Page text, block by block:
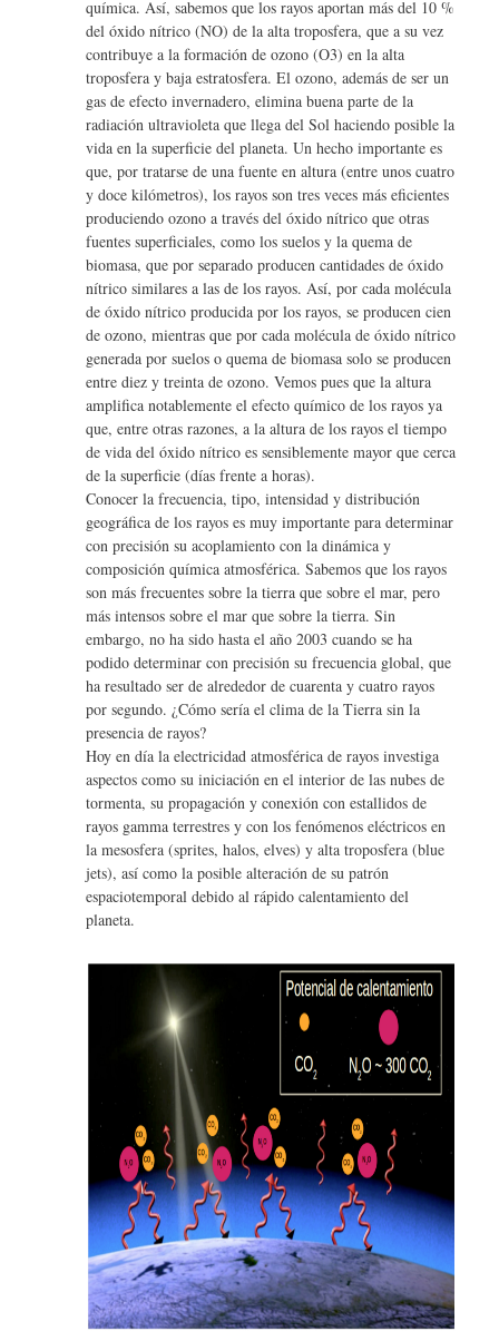
química. Así, sabemos que los rayos aportan más del 10 %
del óxido nítrico (NO) de la alta troposfera, que a su vez
contribuye a la formación de ozono (O3) en la alta
troposfera y baja estratosfera. El ozono, además de ser un
gas de efecto invernadero, elimina buena parte de la
radiación ultravioleta que llega del Sol haciendo posible la
vida en la superficie del planeta. Un hecho importante es
que, por tratarse de una fuente en altura (entre unos cuatro
y doce kilómetros), los rayos son tres veces más eficientes
produciendo ozono a través del óxido nítrico que otras
fuentes superficiales, como los suelos y la quema de
biomasa, que por separado producen cantidades de óxido
nítrico similares a las de los rayos. Así, por cada molécula
de óxido nítrico producida por los rayos, se producen cien
de ozono, mientras que por cada molécula de óxido nítrico
generada por suelos o quema de biomasa solo se producen
entre diez y treinta de ozono. Vemos pues que la altura
amplifica notablemente el efecto químico de los rayos ya
que, entre otras razones, a la altura de los rayos el tiempo
de vida del óxido nítrico es sensiblemente mayor que cerca
de la superficie (días frente a horas).
Conocer la frecuencia, tipo, intensidad y distribución
geográfica de los rayos es muy importante para determinar
con precisión su acoplamiento con la dinámica y
composición química atmosférica. Sabemos que los rayos
son más frecuentes sobre la tierra que sobre el mar, pero
más intensos sobre el mar que sobre la tierra. Sin
embargo, no ha sido hasta el año 2003 cuando se ha
podido determinar con precisión su frecuencia global, que
ha resultado ser de alrededor de cuarenta y cuatro rayos
por segundo. ¿Cómo sería el clima de la Tierra sin la
presencia de rayos?
Hoy en día la electricidad atmosférica de rayos investiga
aspectos como su iniciación en el interior de las nubes de
tormenta, su propagación y conexión con estallidos de
rayos gamma terrestres y con los fenómenos eléctricos en
la mesosfera (sprites, halos, elves) y alta troposfera (blue
jets), así como la posible alteración de su patrón
espaciotemporal debido al rápido calentamiento del
planeta.